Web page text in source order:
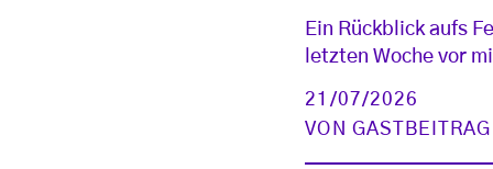
Ein Rückblick aufs
letzten Woche vor
21/07/2026
VON GASTBEITRAG